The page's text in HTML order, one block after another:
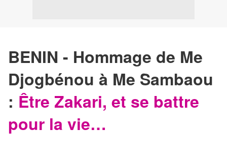
BENIN - Hommage de Me
Djogbénou à Me Sambaou
: Être Zakari, et se battre
pour la vie…